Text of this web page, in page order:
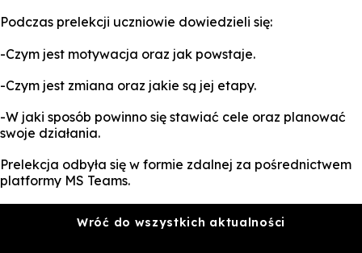
Podczas prelekcji uczniowie dowiedzieli się:
-Czym jest motywacja oraz jak powstaje.
-Czym jest zmiana oraz jakie są jej etapy.
-W jaki sposób powinno się stawiać cele oraz planować
swoje działania.
Prelekcja odbyła się w formie zdalnej za pośrednictwem
platformy MS Teams.
Wróć do wszystkich aktualności